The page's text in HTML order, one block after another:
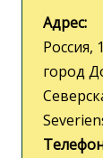
Адрес:
Россия,
город